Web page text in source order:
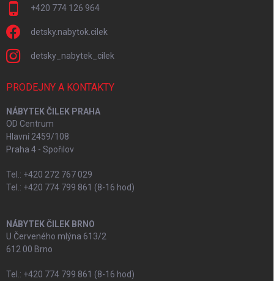
+420 774 126 964
detsky.nabytok.cilek
detsky_nabytek_cilek
PRODEJNY A KONTAKTY
NÁBYTEK ČILEK PRAHA
OD Centrum
Hlavní 2459/108
Praha 4 - Spořilov
Tel.: +420 272 767 029
Tel.: +420 774 799 861 (8-16 hod)
NÁBYTEK ČILEK BRNO
U Červeného mlýna 613/2
612 00 Brno
Tel.: +420 774 799 861 (8-16 hod)